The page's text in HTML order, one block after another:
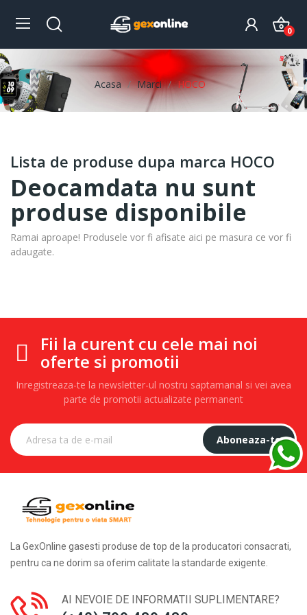
0
Acasa Marci HOCO
Lista de produse dupa marca HOCO
Deocamdata nu sunt
produse disponibile
Ramai aproape! Produsele vor fi afisate aici pe masura ce vor fi
adaugate.
Fii la curent cu cele mai noi
oferte si promotii
Inregistreaza-te la newsletter-ul nostru saptamanal si vei avea
parte de promotii actualizate permanent
Aboneaza-te
La GexOnline gasesti produse de top de la producatori consacrati,
pentru ca ne dorim sa oferim calitate la standarde exigente.
AI NEVOIE DE INFORMATII SUPLIMENTARE?